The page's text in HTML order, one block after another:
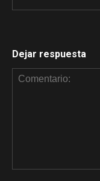
Dejar respuesta